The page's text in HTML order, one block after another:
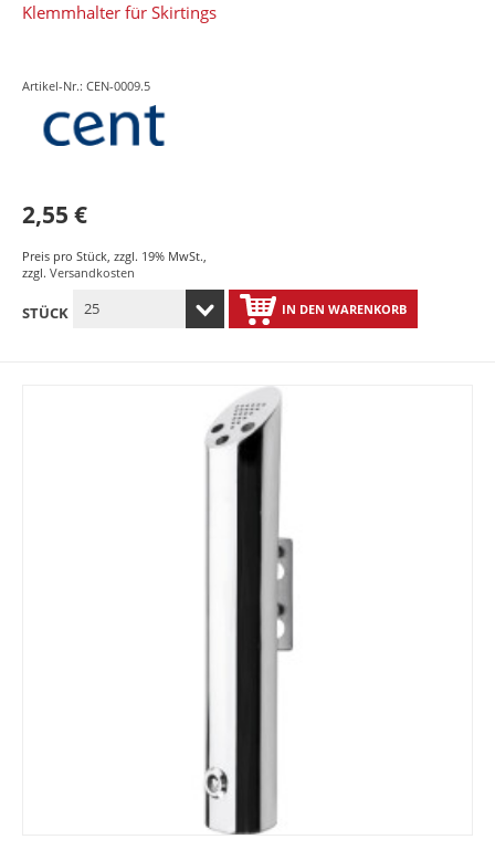
Klemmhalter für Skirtings
Artikel-Nr.: CEN-0009.5
2,55 €
Preis pro Stück zzgl. 19% MwSt.
zzgl. Versandkosten
STÜCK IN DEN WARENKORB